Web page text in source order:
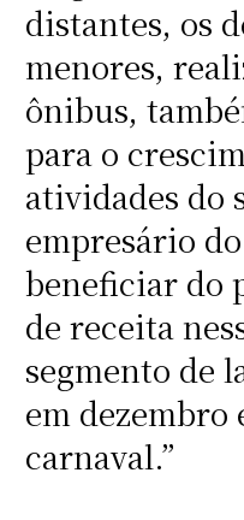
distantes, os
menores,
ônibus,
para o
atividades do
empresário
beneficiar do
de receita
segmento de
em dezembro
carnaval.”